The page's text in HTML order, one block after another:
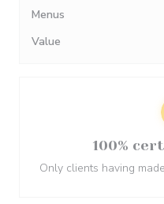
Menus
Value
100%
Only clients having